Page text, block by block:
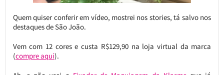
Quem quiser conferir em vídeo, mostrei nos stories, tá salvo nos
destaques de São João.
Vem com 12 cores e custa R$129,90 na loja virtual da marca
(compre aqui).